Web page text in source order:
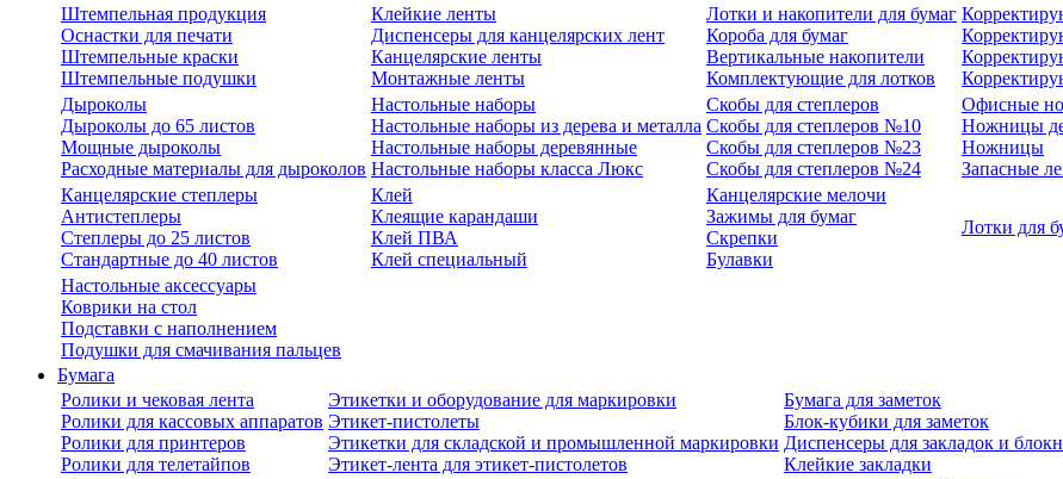
Штемпельная продукция
Оснастки для печати
Штемпельные краски
Штемпельные подушки
Клейкие ленты
Диспенсеры для канцелярских лент
Канцелярские ленты
Монтажные ленты
Лотки и накопители для бумаг
Короба для бумаг
Вертикальные накопители
Комплектующие для лотков
Дыроколы
Дыроколы до 65 листов
Мощные дыроколы
Расходные материалы для дыроколов
Настольные наборы
Настольные наборы из дерева и металла
Настольные наборы деревянные
Настольные наборы класса Люкс
Скобы для степлеров
Скобы для степлеров №10
Скобы для степлеров №23
Скобы для степлеров №24
Офисные
Ножницы
Ножницы
Запасные
Канцелярские степлеры
Антистеплеры
Степлеры до 25 листов
Стандартные до 40 листов
Клей
Клеящие карандаши
Клей ПВА
Клей специальный
Канцелярские мелочи
Зажимы для бумаг
Скрепки
Булавки
Лотки для
Настольные аксессуары
Коврики на стол
Подставки с наполнением
Подушки для смачивания пальцев
Бумага
Ролики и чековая лента
Ролики для кассовых аппаратов
Ролики для принтеров
Ролики для телетайпов
Этикетки и оборудование для маркировки
Этикет-пистолеты
Этикетки для складской и промышленной маркировки
Этикет-лента для этикет-пистолетов
Бумага для заметок
Блок-кубики для заметок
Диспенсеры для закладок и
Клейкие закладки